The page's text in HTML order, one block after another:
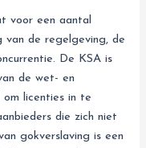
voor een aantal
van de regelgeving, de
De KSA is
de wet- en
licenties in te
die zich niet
gokverslaving is een